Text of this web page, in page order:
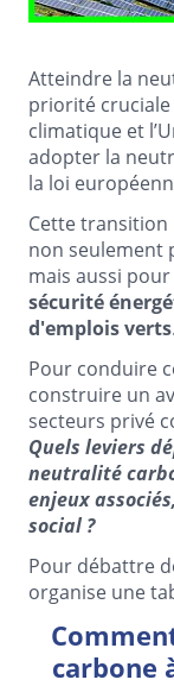
Atteindre la
priorité
climatique et
adopter la
la loi
Cette transition
non seulement
mais aussi pour
sécurité
d'emplois verts.
Pour conduire
construire un
secteurs privé
Quels leviers
neutralité
enjeux
social ?
Pour débattre
organise une
carbone